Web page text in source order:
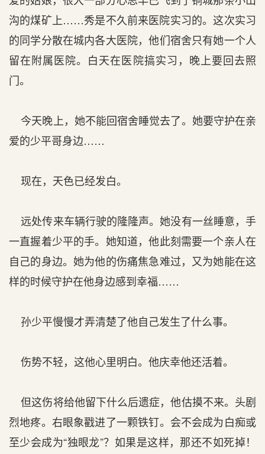
沟的煤矿上……秀是不久前来医院实习的。这次实习
的同学分散在城内各大医院，他们宿舍只有她一个人
留在附属医院。白天在医院搞实习，晚上要回去照
门。
今天晚上，她不能回宿舍睡觉去了。她要守护在亲
爱的少平哥身边……
现在，天色已经发白。
远处传来车辆行驶的隆隆声。她没有一丝睡意，手
一直握着少平的手。她知道，他此刻需要一个亲人在
自己的身边。她为他的伤痛焦急难过，又为她能在这
样的时候守护在他身边感到幸福……
孙少平慢慢才弄清楚了他自己发生了什么事。
伤势不轻，这他心里明白。他庆幸他还活着。
但这伤将给他留下什么后遗症，他估摸不来。头剧
烈地疼。右眼象戳进了一颗铁钉。会不会成为白痴或
至少会成为“独眼龙”？如果是这样，那还不如死掉！